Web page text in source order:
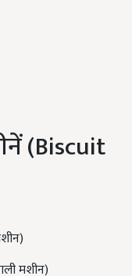
(Biscuit
मशीन)